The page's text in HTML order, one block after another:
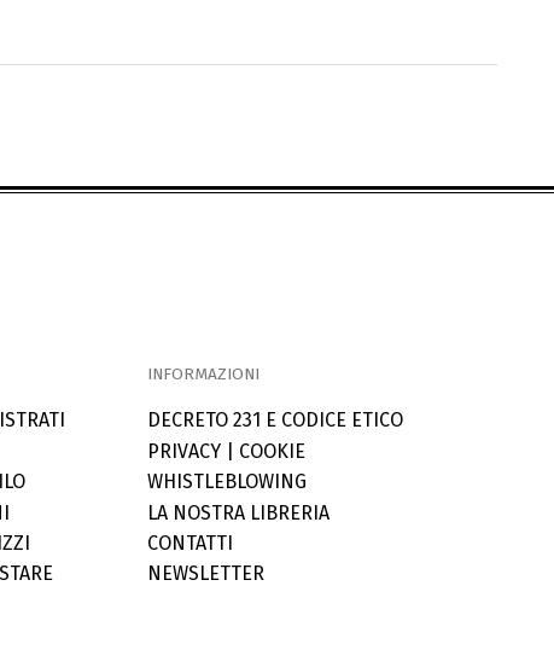
INFORMAZIONI
DECRETO 231 E CODICE ETICO
PRIVACY| COOKIE
WHISTLEBLOWING
LA NOSTRA LIBRERIA
CONTATTI
NEWSLETTER